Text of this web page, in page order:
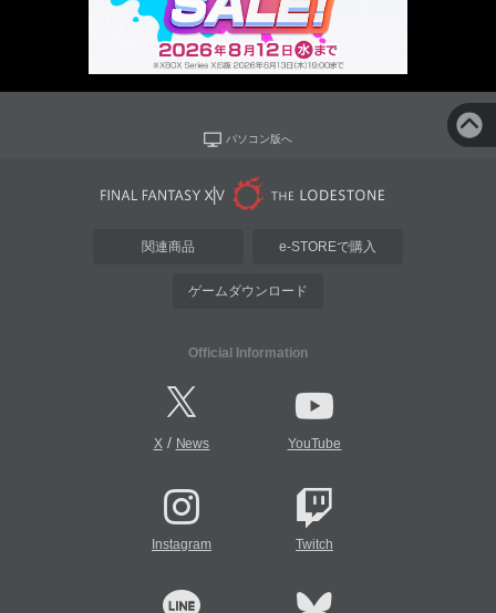
パソコン版へ
関連商品 e-STOREで購入
ゲームダウンロード
Official Information
X/ News YouTube
Instagram Twitch